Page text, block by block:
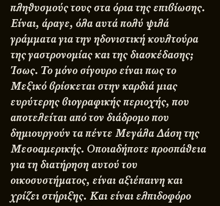
πληθυσμούς τους στα όρια της επιβίωσης.
Είναι, άραγε, όλα αυτά πολύ ψιλά
γράμματα για την ηδονιστική κουλτούρα
της γαστρονομίας και της διασκέδασης;
Ίσως. Το μόνο σίγουρο είναι πως το
Μεξικό βρίσκεται στην καρδιά μιας
ευρύτερης βιογραφικής περιοχής, που
αποτελείται από τον διάδρομο που
δημιουργούν τα πέντε Μεγάλα Δάση της
Μεσοαμερικής. Οποιαδήποτε προσπάθεια
για τη διατήρηση αυτού του
οικοσυστήματος, είναι αξιέπαινη και
χρίζει στήριξης. Και είναι ελπιδοφόρο